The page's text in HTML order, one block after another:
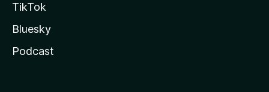
TikTok
Bluesky
Podcast